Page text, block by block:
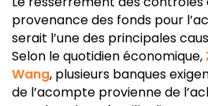
provenance des fonds pour
serait l’une des principales
Selon le quotidien économique,
Wang, plusieurs banques
de l’acompte provienne de